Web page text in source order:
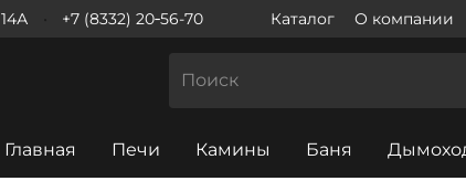
Каталог О компании
г. Киров ул.Сурикова 14А +7 (8332) 20‑56-70
Главная Печи Камины Баня